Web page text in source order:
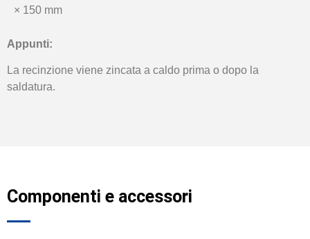
× 150 mm
Appunti:
La recinzione viene zincata a caldo prima o dopo la
saldatura.
Componenti e accessori